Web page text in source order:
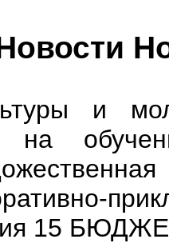
и
на
15